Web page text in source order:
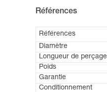
Références
Références
Diamètre
Longueur de perçage
Poids
Garantie
Conditionnement